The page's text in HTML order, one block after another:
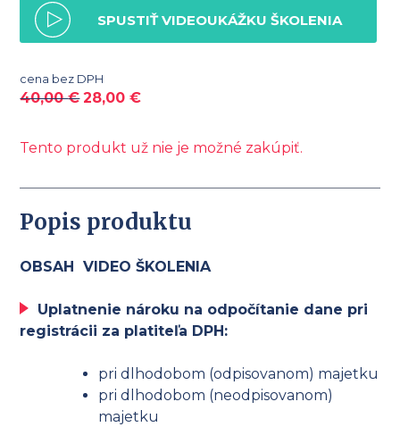
SPUSTIŤ VIDEOUKÁŽKU ŠKOLENIA
cena bez DPH
40,00€ 28,00€
Tento produkt už nie je možné zakúpiť.
Popis produktu
OBSAH VIDEO ŠKOLENIA
Uplatnenie nároku na odpočítanie dane pri
registrácii za platiteľa DPH:
pri dlhodobom (odpisovanom) majetku
pri dlhodobom (neodpisovanom)
majetku